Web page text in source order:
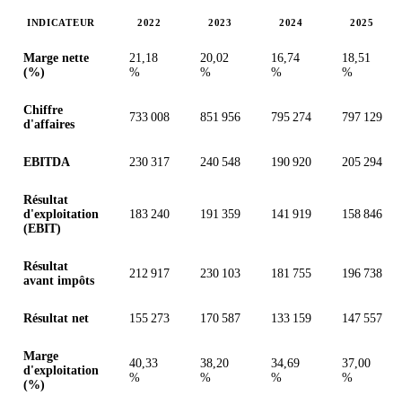
INDICATEUR 2022 2023 2024 2025
Marge nette
(%)
21,18
%
20,02
%
16,74
%
18,51
%
Chiffre
d'affaires
733 008 851 956 795 274 797 129
EBITDA 230 317 240 548 190 920 205 294
Résultat
d'exploitation
(EBIT)
183 240 191 359 141 919 158 846
Résultat
avant impôts
212 917 230 103 181 755 196 738
Résultat net 155 273 170 587 133 159 147 557
Marge
d'exploitation
(%)
40,33
%
38,20
%
34,69
%
37,00
%